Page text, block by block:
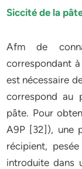
Siccité de la
Afm de
correspondant
est nécessaire
correspond au
pâte. Pour
A9P [32]), une
récipient,
introduite dans